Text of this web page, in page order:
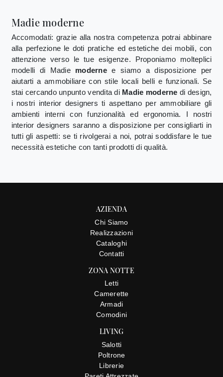
Madie moderne
Accomodati: grazie alla nostra competenza potrai abbinare
alla perfezione le doti pratiche ed estetiche dei mobili, con
attenzione verso le tue esigenze. Proponiamo molteplici
modelli di Madie modernee siamo a disposizione per
aiutarti a ammobiliare con stile locali belli e funzionali. Se
stai cercando unpunto vendita di Madie moderne di design,
i nostri interior designers ti aspettano per ammobiliare gli
ambienti interni con funzionalità ed ergonomia. I nostri
interior designers saranno a disposizione per consigliarti in
tutti gli aspetti: se ti rivolgerai a noi, potrai soddisfare le tue
necessità estetiche con tanti prodotti di qualità.
LIVING
Salotti
Poltrone
Librerie
ZONA NOTTE
Letti
Camerette
Armadi
Comodini
AZIENDA
Chi Siamo
Realizzazioni
Cataloghi
Contatti